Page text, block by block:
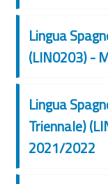
Lingua
(LIN0203) -
Lingua
Triennale)
2021/2022